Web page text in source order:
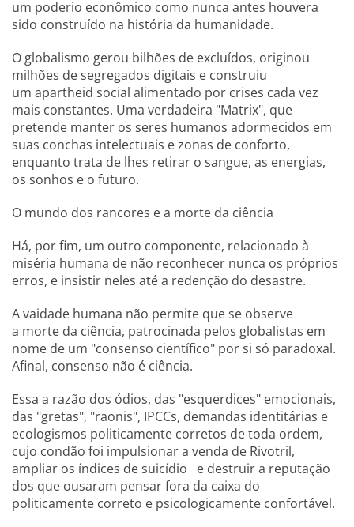
um poderio econômico como nunca antes houvera
sido construído na história da humanidade.
O globalismo gerou bilhões de excluídos, originou
milhões de segregados digitais e construiu
um apartheid social alimentado por crises cada vez
mais constantes. Uma verdadeira "Matrix", que
pretende manter os seres humanos adormecidos em
suas conchas intelectuais e zonas de conforto,
enquanto trata de lhes retirar o sangue, as energias,
os sonhos e o futuro.
O mundo dos rancores e a morte da ciência
Há, por fim, um outro componente, relacionado à
miséria humana de não reconhecer nunca os próprios
erros, e insistir neles até a redenção do desastre.
A vaidade humana não permite que se observe
a morte da ciência, patrocinada pelos globalistas em
nome de um "consenso científico" por si só paradoxal.
Afinal, consenso não é ciência.
Essa a razão dos ódios, das "esquerdices" emocionais,
das "gretas", "raonis", IPCCs, demandas identitárias e
ecologismos politicamente corretos de toda ordem,
cujo condão foi impulsionar a venda de Rivotril,
ampliar os índices de suicídio e destruir a reputação
dos que ousaram pensar fora da caixa do
politicamente correto e psicologicamente confortável.